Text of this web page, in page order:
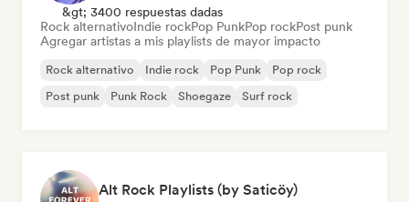
&gt; 3400 respuestas dadas
Rock alternativoIndie rockPop PunkPop rockPost punk
Agregar artistas a mis playlists de mayor impacto
Rock alternativo Indie rock Pop Punk
Pop rock
Post punk
Punk Rock Shoegaze Surf rock
Alt Rock Playlists (by Saticöy)